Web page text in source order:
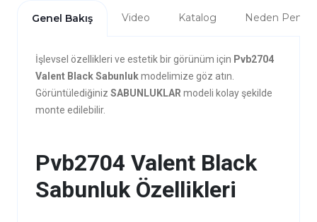
Genel Bakış Video Katalog Neden Penta?
İşlevsel özellikleri ve estetik bir görünüm için Pvb2704
Valent Black Sabunlukmodelimize göz atın.
Görüntülediğiniz SABUNLUKLAR modeli kolay şekilde
monte edilebilir.
Pvb2704 Valent Black
Sabunluk Özellikleri